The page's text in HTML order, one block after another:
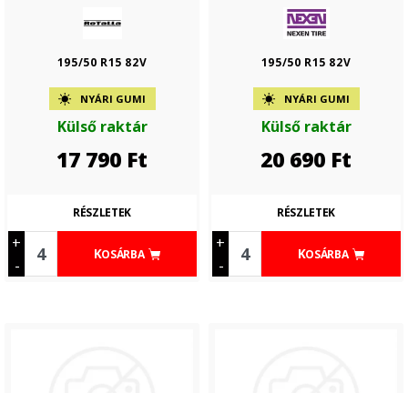
195/50 R15 82V
NYÁRI GUMI
Külső raktár
17 790 Ft
+
-
KOSÁRBA
RÉSZLETEK
195/50 R15 82V
NYÁRI GUMI
Külső raktár
20 690 Ft
+
-
KOSÁRBA
RÉSZLETEK